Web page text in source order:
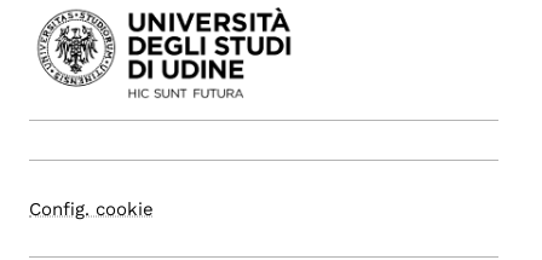
Config. cookie